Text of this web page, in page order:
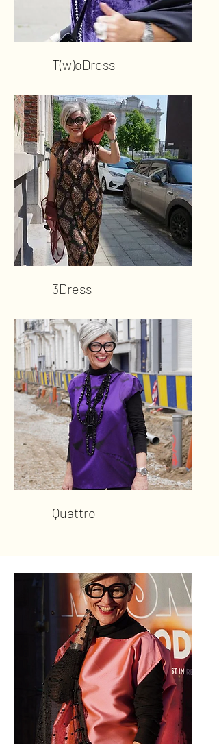
T(w)oDress
3Dress
Quattro